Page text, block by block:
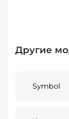
Другие
Symbol